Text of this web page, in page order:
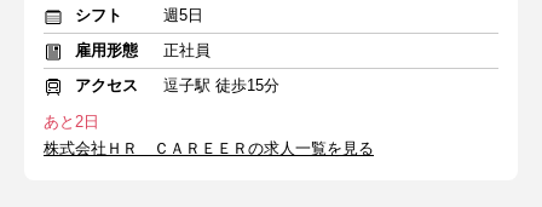
シフト
週5日
雇用形態
正社員
アクセス
逗子駅 徒歩15分
あと2日
株式会社ＨＲ ＣＡＲＥＥＲの求人一覧を見る